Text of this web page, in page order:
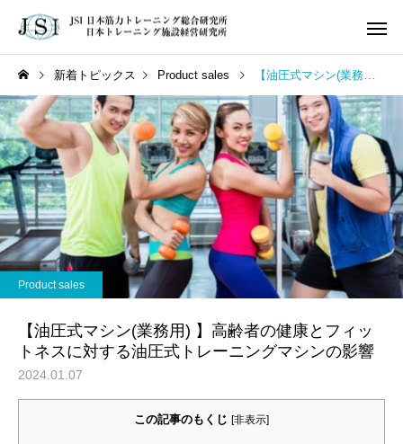
疾病予防ジャーナリス
ト/健康未来ナビゲー
ター
JSI認定 トレーニング
GYM／GOOD Trainer
専門分野別ト
ジム・スタジオ開業
のお考えの方
【2026年版】持続的に生き
残るジムは？｜AI・無人ジ
ム時代に勝てる差別化戦略
とは
疾病予防ジャーナリ
スト
【予防医療ジム1号店始
動】医師と共に創る“病
を防ぐ社会インフラ”と
は？
新着トピックス Product sales 【油圧式マシン(業務用) 】高齢者の健康とフィットネスに対する油圧式トレーニングマシンの影響
Product sales
【油圧式マシン(業務用) 】高齢者の健康とフィッ
トネスに対する油圧式トレーニングマシンの影響
2024.01.07
この記事のもくじ [非表示]